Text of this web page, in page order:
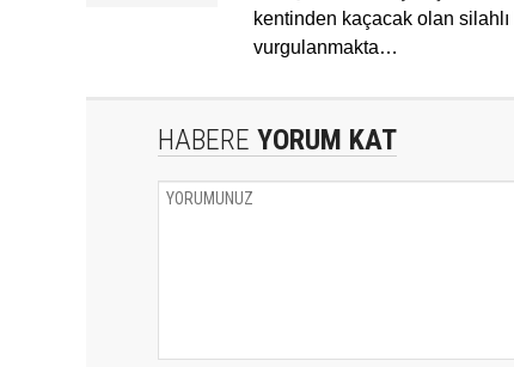
kentinden kaçacak olan
vurgulanmakta…
HABERE YORUM KAT